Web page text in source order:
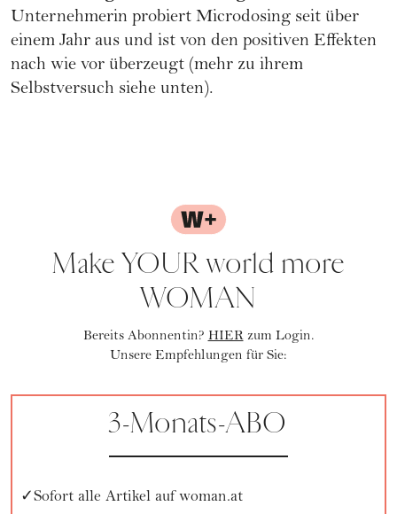
Unternehmerin probiert Microdosing seit über
einem Jahr aus und ist von den positiven Effekten
nach wie vor überzeugt (mehr zu ihrem
Selbstversuch siehe unten).
Make YOUR world more
WOMAN
Bereits Abonnentin?HIERzum Login.
Unsere Empfehlungen für Sie:
3-Monats-ABO
Sofort alle Artikel auf woman.at